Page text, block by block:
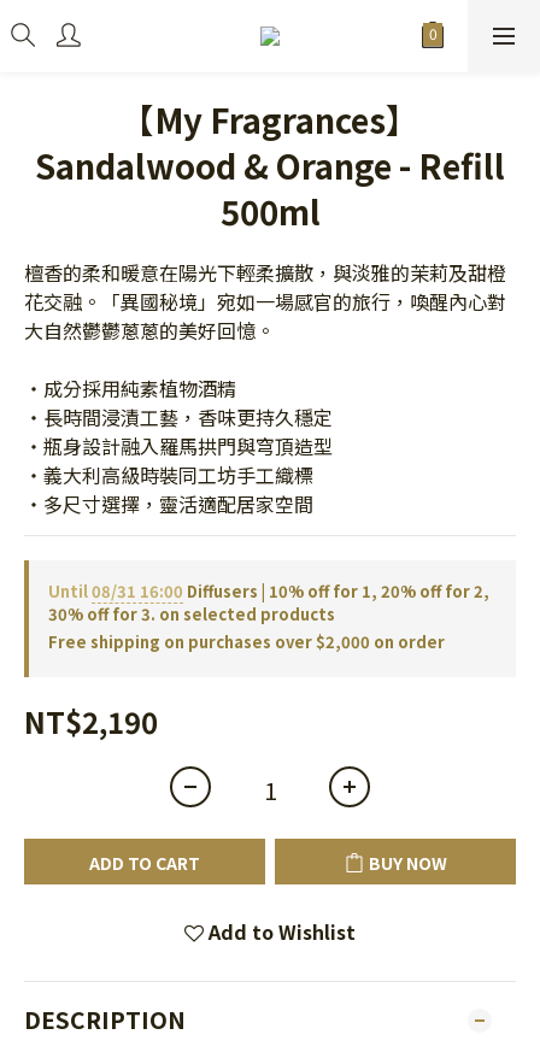
【My Fragrances】
Sandalwood & Orange - Refill
500ml
檀香的柔和暖意在陽光下輕柔擴散，與淡雅的茉莉及甜橙
花交融。「異國秘境」宛如一場感官的旅行，喚醒內心對
大自然鬱鬱蔥蔥的美好回憶。
・成分採用純素植物酒精
・長時間浸漬工藝，香味更持久穩定
・瓶身設計融入羅馬拱門與穹頂造型
・義大利高級時裝同工坊手工織標
・多尺寸選擇，靈活適配居家空間
Until08/31 16:00 Diffusers | 10% off for 1, 20% off for 2,
30% off for 3. on selected products
Free shipping on purchases over $2,000 on order
NT$2,190
ADD TO CART BUY NOW
Add to Wishlist
DESCRIPTION